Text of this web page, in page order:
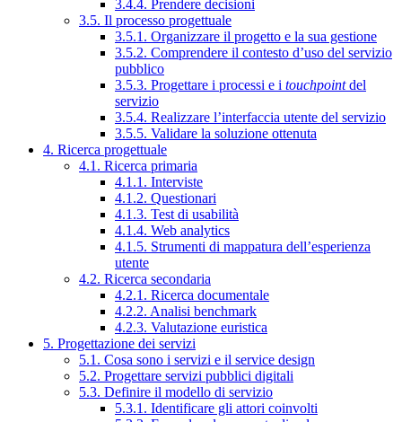
3.4.4. Prendere decisioni
3.5. Il processo progettuale
3.5.1. Organizzare il progetto e la sua gestione
3.5.2. Comprendere il contesto d’uso del servizio
pubblico
3.5.3. Progettare i processi e i touchpointdel
servizio
3.5.4. Realizzare l’interfaccia utente del servizio
3.5.5. Validare la soluzione ottenuta
4. Ricerca progettuale
4.1. Ricerca primaria
4.1.1. Interviste
4.1.2. Questionari
4.1.3. Test di usabilità
4.1.4. Web analytics
4.1.5. Strumenti di mappatura dell’esperienza
utente
4.2. Ricerca secondaria
4.2.1. Ricerca documentale
4.2.2. Analisi benchmark
4.2.3. Valutazione euristica
5. Progettazione dei servizi
5.1. Cosa sono i servizi e il service design
5.2. Progettare servizi pubblici digitali
5.3. Definire il modello di servizio
5.3.1. Identificare gli attori coinvolti